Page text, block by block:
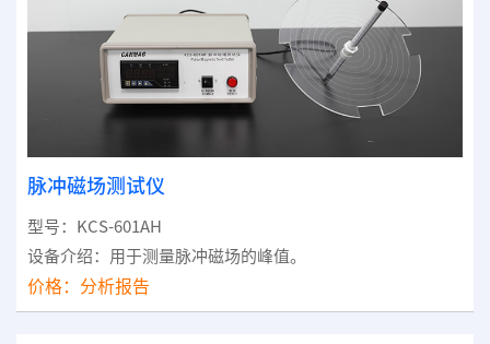
脉冲磁场测试仪
型号：KCS-601AH
设备介绍：用于测量脉冲磁场的峰值。
价格： 分析报告